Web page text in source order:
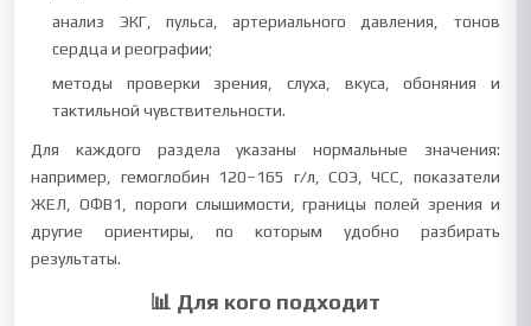
анализ ЭКГ, пульса, артериального давления, тонов
сердца и реографии;
методы проверки зрения, слуха, вкуса, обоняния и
тактильной чувствительности.
Для каждого раздела указаны нормальные значения:
например, гемоглобин 120–165 г/л, СОЭ, ЧСС, показатели
ЖЕЛ, ОФВ1, пороги слышимости, границы полей зрения и
другие ориентиры, по которым удобно разбирать
результаты.
📊 Для кого подходит